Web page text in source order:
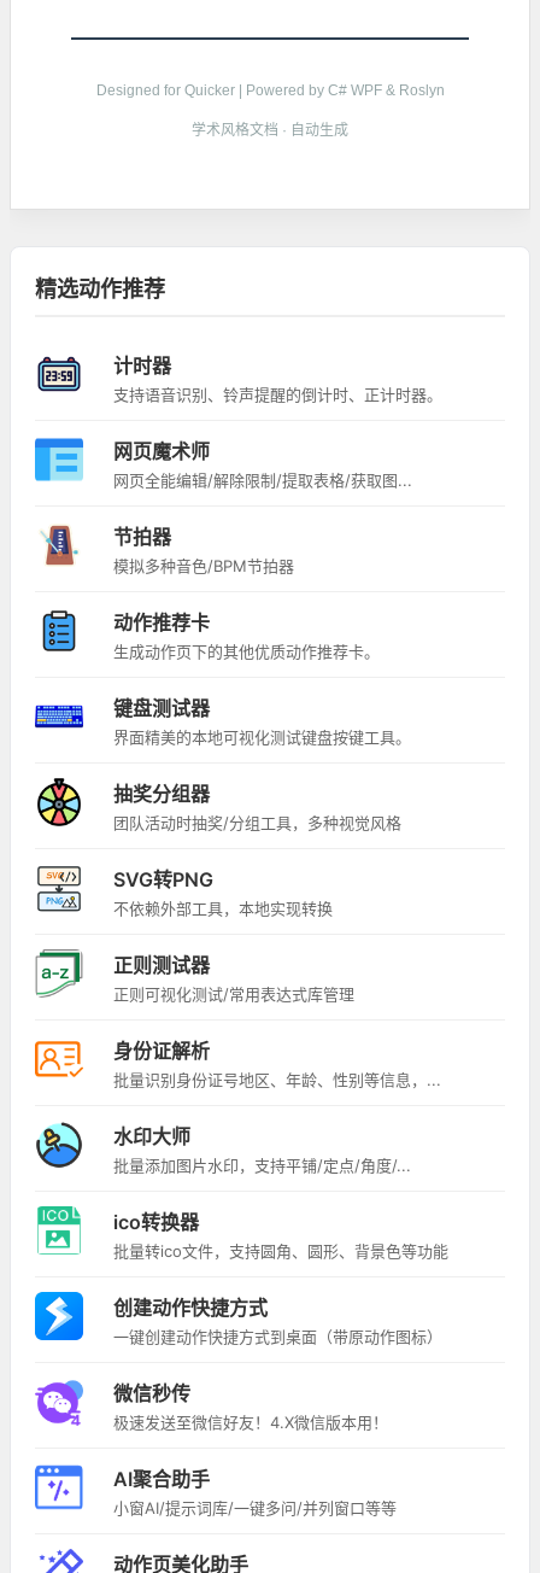
Designed for Quicker | Powered by C# WPF & Roslyn
学术风格文档 · 自动生成
精选动作推荐
计时器
支持语音识别、铃声提醒的倒计时、正计时器。
网页魔术师
网页全能编辑/解除限制/提取表格/获取图...
节拍器
模拟多种音色/BPM节拍器
动作推荐卡
生成动作页下的其他优质动作推荐卡。
键盘测试器
界面精美的本地可视化测试键盘按键工具。
抽奖分组器
团队活动时抽奖/分组工具，多种视觉风格
SVG转PNG
不依赖外部工具，本地实现转换
正则测试器
正则可视化测试/常用表达式库管理
身份证解析
批量识别身份证号地区、年龄、性别等信息，...
水印大师
批量添加图片水印，支持平铺/定点/角度/...
ico转换器
批量转ico文件，支持圆角、圆形、背景色等功能
创建动作快捷方式
一键创建动作快捷方式到桌面（带原动作图标）
微信秒传
极速发送至微信好友！4.X微信版本用！
AI聚合助手
小窗AI/提示词库/一键多问/并列窗口等等
动作页美化助手